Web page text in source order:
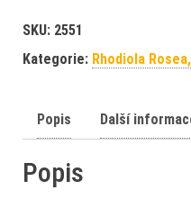
SKU: 2551
Kategorie: Rhodiola
Popis Další
Popis